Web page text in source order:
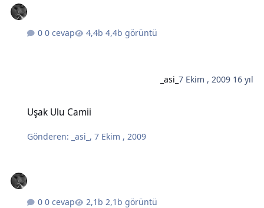
0 cevap 4,4b görüntü
_asi_ 7 Ekim , 2009 16 yıl
Uşak Ulu Camii
Gönderen: _asi_ ,7 Ekim , 2009
0 cevap 2,1b görüntü